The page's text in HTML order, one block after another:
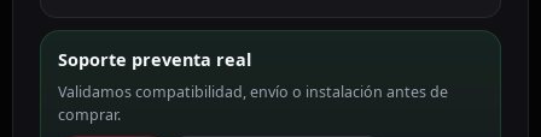
blanco
AJ-
VHFBRIDGE-
cantidad
Soporte preventa real
Validamos compatibilidad, envío o instalación antes de
comprar.